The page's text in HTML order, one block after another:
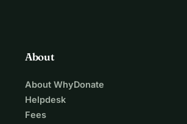
About
About WhyDonate
Helpdesk
Fees